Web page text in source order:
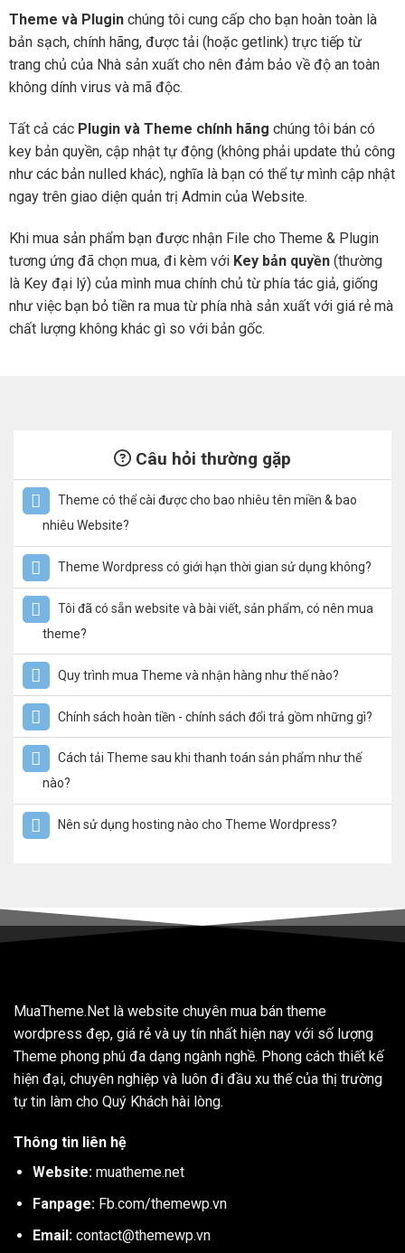
Theme và Plugin chúng tôi cung cấp cho bạn hoàn toàn là
bản sạch, chính hãng, được tải (hoặc getlink) trực tiếp từ
trang chủ của Nhà sản xuất cho nên đảm bảo về độ an toàn
không dính virus và mã độc.
Tất cả các Plugin và Theme chính hãng chúng tôi bán có
key bản quyền, cập nhật tự động (không phải update thủ công
như các bản nulled khác), nghĩa là bạn có thể tự mình cập nhật
ngay trên giao diện quản trị Admin của Website.
Khi mua sản phẩm bạn được nhận File cho Theme & Plugin
tương ứng đã chọn mua, đi kèm với Key bản quyền (thường
là Key đại lý) của mình mua chính chủ từ phía tác giả, giống
như việc bạn bỏ tiền ra mua từ phía nhà sản xuất với giá rẻ mà
chất lượng không khác gì so với bản gốc.
Câu hỏi thường gặp
Theme có thể cài được cho bao nhiêu tên miền & bao
nhiêu Website?
Theme Wordpress có giới hạn thời gian sử dụng không?
Tôi đã có sẵn website và bài viết, sản phẩm, có nên mua
theme?
Quy trình mua Theme và nhận hàng như thế nào?
Chính sách hoàn tiền - chính sách đổi trả gồm những gì?
Cách tải Theme sau khi thanh toán sản phẩm như thế
nào?
Nên sử dụng hosting nào cho Theme Wordpress?
MuaTheme.Net là website chuyên mua bán theme
wordpress đẹp, giá rẻ và uy tín nhất hiện nay với số lượng
Theme phong phú đa dạng ngành nghề. Phong cách thiết kế
hiện đại, chuyên nghiệp và luôn đi đầu xu thế của thị trường
tự tin làm cho Quý Khách hài lòng.
Thông tin liên hệ
Website: muatheme.net
Fanpage: Fb.com/themewp.vn
Email: contact@themewp.vn